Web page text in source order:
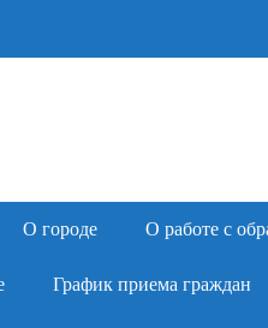
О городе О работе с
График приема граждан